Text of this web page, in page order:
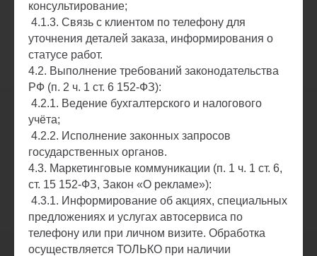
консультирование;
4.1.3. Связь с клиентом по телефону для
уточнения деталей заказа, информирования о
статусе работ.
4.2. Выполнение требований законодательства
РФ (п. 2 ч. 1 ст. 6 152-ФЗ):
4.2.1. Ведение бухгалтерского и налогового
учёта;
4.2.2. Исполнение законных запросов
государственных органов.
4.3. Маркетинговые коммуникации (п. 1 ч. 1 ст. 6,
ст. 15 152-ФЗ, Закон «О рекламе»):
4.3.1. Информирование об акциях, специальных
предложениях и услугах автосервиса по
телефону или при личном визите. Обработка
осуществляется ТОЛЬКО при наличии